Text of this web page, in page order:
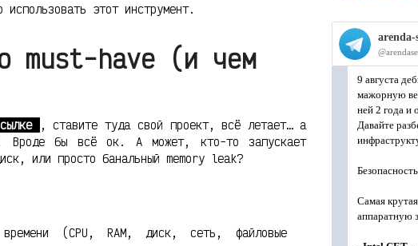
этот инструмент.
must-have (и чем
, ставите туда свой проект, всё летает… а
Вроде бы всё ок. А может, кто-то запускает
или просто банальный memory leak?
(CPU, RAM, диск, сеть, файловые